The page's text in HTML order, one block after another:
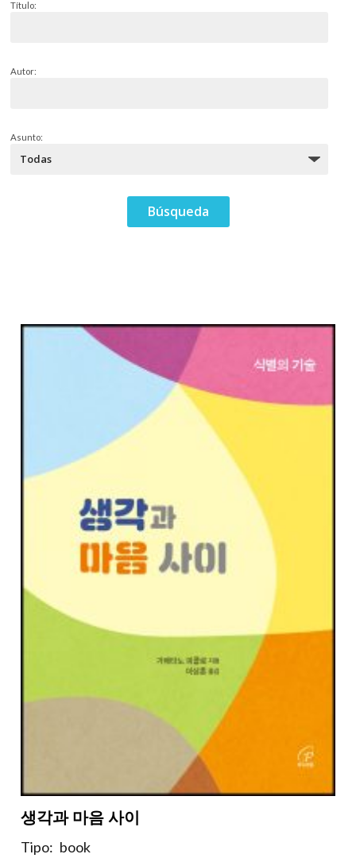
Título:
Autor:
Asunto:
생각과 마음 사이
Tipo: book